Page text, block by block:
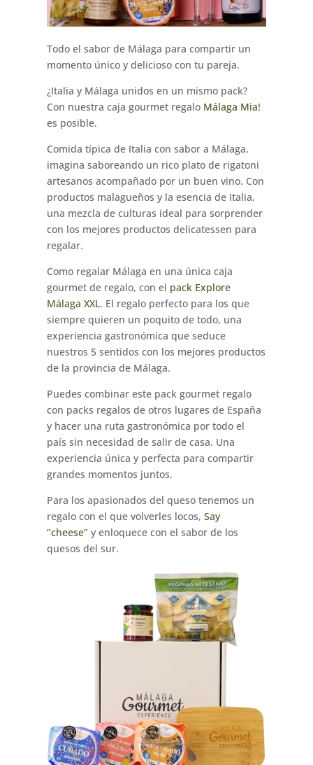
Todo el sabor de Málaga para compartir un
momento único y delicioso con tu pareja.
¿Italia y Málaga unidos en un mismo pack?
Con nuestra caja gourmet regalo Málaga Mia!
es posible.
Comida típica de Italia con sabor a Málaga,
imagina saboreando un rico plato de rigatoni
artesanos acompañado por un buen vino. Con
productos malagueños y la esencia de Italia,
una mezcla de culturas ideal para sorprender
con los mejores productos delicatessen para
regalar.
Como regalar Málaga en una única caja
gourmet de regalo, con el pack Explore
Málaga XXL. El regalo perfecto para los que
siempre quieren un poquito de todo, una
experiencia gastronómica que seduce
nuestros 5 sentidos con los mejores productos
de la provincia de Málaga.
Puedes combinar este pack gourmet regalo
con packs regalos de otros lugares de España
y hacer una ruta gastronómica por todo el
país sin necesidad de salir de casa. Una
experiencia única y perfecta para compartir
grandes momentos juntos.
Para los apasionados del queso tenemos un
regalo con el que volverles locos,Say
‘’cheese’’ y enloquece con el sabor de los
quesos del sur.